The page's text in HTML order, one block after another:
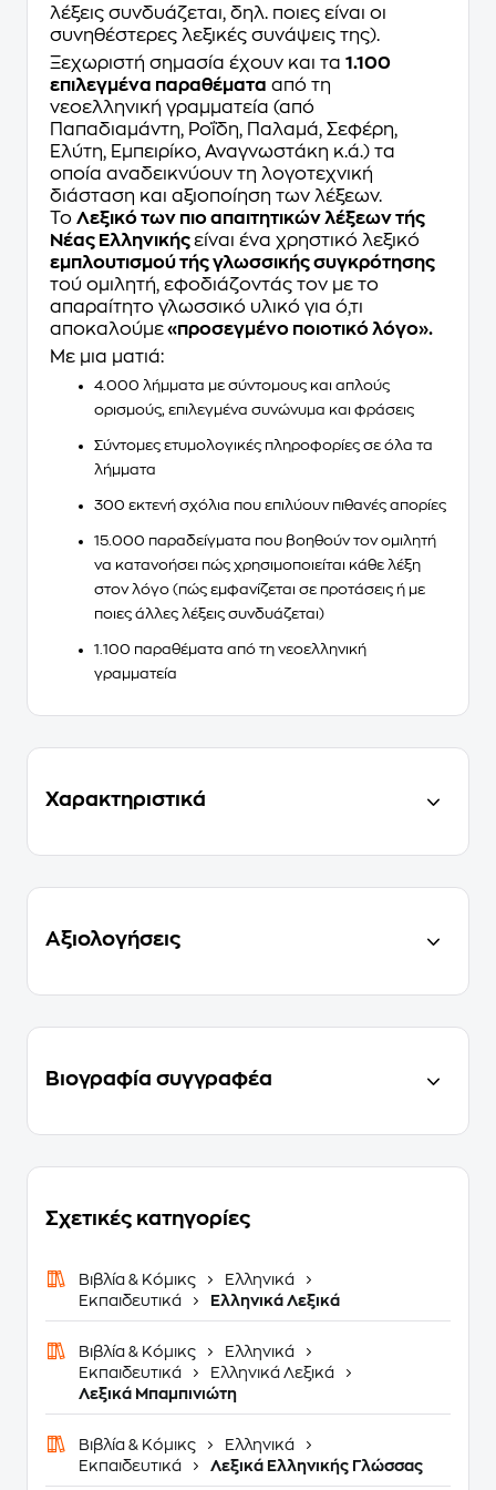
λέξεις συνδυάζεται, δηλ. ποιες είναι οι
συνηθέστερες λεξικές συνάψεις της).
Ξεχωριστή σημασία έχουν και τα 1.100
επιλεγμένα παραθέματα από τη
νεοελληνική γραμματεία (από
Παπαδιαμάντη, Ροΐδη, Παλαμά, Σεφέρη,
Ελύτη, Εμπειρίκο, Αναγνωστάκη κ.ά.) τα
οποία αναδεικνύουν τη λογοτεχνική
διάσταση και αξιοποίηση των λέξεων.
Το Λεξικό των πιο απαιτητικών λέξεων τής
Νέας Ελληνικήςείναι ένα χρηστικό λεξικό
εμπλουτισμού τής γλωσσικής συγκρότησης
τού ομιλητή, εφοδιάζοντάς τον με το
απαραίτητο γλωσσικό υλικό για ό,τι
αποκαλούμε«προσεγμένο ποιοτικό λόγο».
Με μια ματιά:
4.000 λήμματα με σύντομους και απλούς
ορισμούς, επιλεγμένα συνώνυμα και φράσεις
Σύντομες ετυμολογικές πληροφορίες σε όλα τα
λήμματα
300 εκτενή σχόλια που επιλύουν πιθανές απορίες
15.000 παραδείγματα που βοηθούν τον ομιλητή
να κατανοήσει πώς χρησιμοποιείται κάθε λέξη
στον λόγο (πώς εμφανίζεται σε προτάσεις ή με
ποιες άλλες λέξεις συνδυάζεται)
1.100 παραθέματα από τη νεοελληνική
γραμματεία
Χαρακτηριστικά
Αξιολογήσεις
Βιογραφία συγγραφέα
Σχετικές κατηγορίες
Βιβλία & Κόμικς
Ελληνικά
Εκπαιδευτικά
Ελληνικά Λεξικά
Βιβλία & Κόμικς
Ελληνικά
Εκπαιδευτικά
Ελληνικά Λεξικά
Λεξικά Μπαμπινιώτη
Βιβλία & Κόμικς
Ελληνικά
Εκπαιδευτικά
Λεξικά Ελληνικής Γλώσσας